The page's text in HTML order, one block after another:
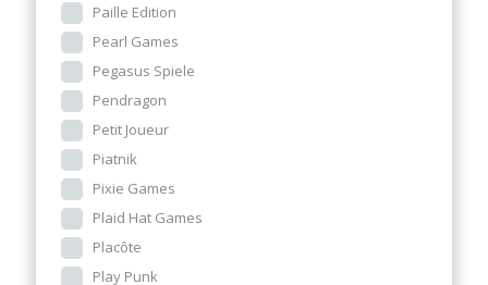
Paille Edition
Pearl Games
Pegasus Spiele
Pendragon
Petit Joueur
Piatnik
Pixie Games
Plaid Hat Games
Placôte
Play Punk